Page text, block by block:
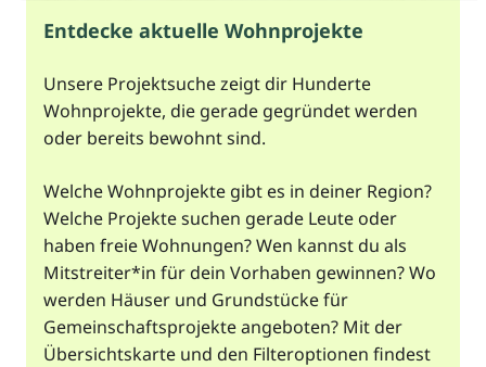
Entdecke aktuelle Wohnprojekte
Unsere Projektsuche zeigt dir Hunderte
Wohnprojekte, die gerade gegründet werden
oder bereits bewohnt sind.
Welche Wohnprojekte gibt es in deiner Region?
Welche Projekte suchen gerade Leute oder
haben freie Wohnungen? Wen kannst du als
Mitstreiter*in für dein Vorhaben gewinnen? Wo
werden Häuser und Grundstücke für
Gemeinschaftsprojekte angeboten? Mit der
Übersichtskarte und den Filteroptionen findest